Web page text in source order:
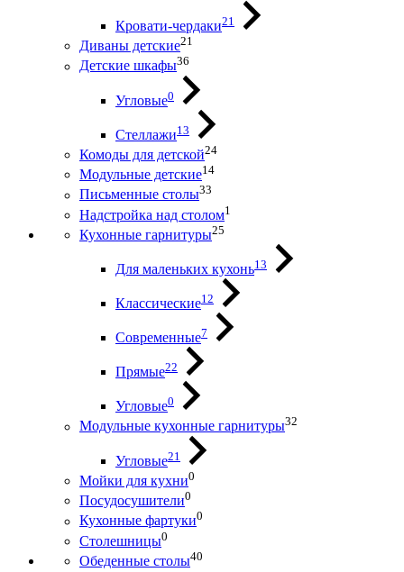
Кровати-чердаки21
Диваны детские21
Детские шкафы36
Угловые0
Стеллажи13
Комоды для детской24
Модульные детские14
Письменные столы33
Надстройка над столом1
Кухонные гарнитуры25
Для маленьких кухонь13
Классические12
Современные7
Прямые22
Угловые0
Модульные кухонные гарнитуры32
Угловые21
Мойки для кухни0
Посудосушители0
Кухонные фартуки0
Столешницы0
Обеденные столы40